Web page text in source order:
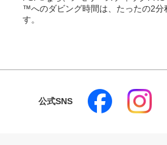
™へのダビング時間は、たったの2分
す。
公式SNS